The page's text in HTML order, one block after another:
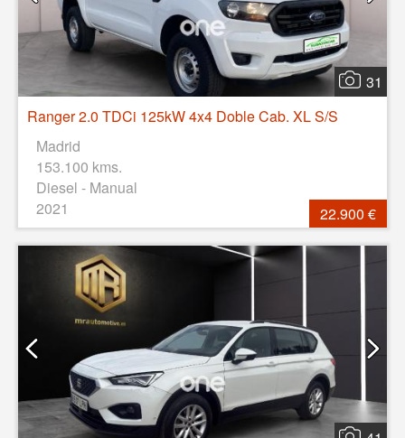
31
Ranger 2.0 TDCi 125kW 4x4 Doble Cab. XL S/S
Madrid
153.100 kms.
Diesel - Manual
2021
22.900 €